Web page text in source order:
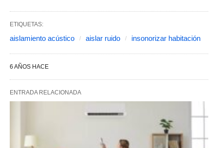
ETIQUETAS:
aislamiento acústico aislar ruido insonorizar habitación
6 AÑOS HACE
ENTRADA RELACIONADA